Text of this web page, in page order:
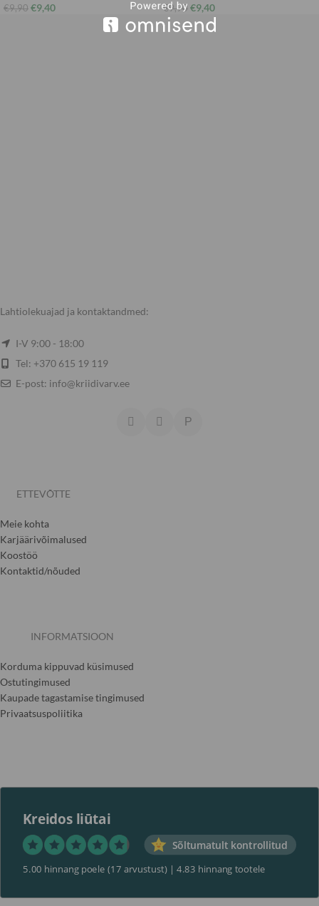
€9,90 €9,40 €9,90 €9,40
Lahtiolekuajad ja kontaktandmed:
I-V 9:00 - 18:00
Tel: +370 615 19 119
E-post: info@kriidivarv.ee
ETTEVÕTTE
Meie kohta
Karjäärivõimalused
Koostöö
Kontaktid/nõuded
INFORMATSIOON
Korduma kippuvad küsimused
Ostutingimused
Kaupade tagastamise tingimused
Privaatsuspoliitika
Kreidos liūtai
Sõltumatult kontrollitud
5.00 hinnang poele (17 arvustust)| 4.83 hinnang tootele